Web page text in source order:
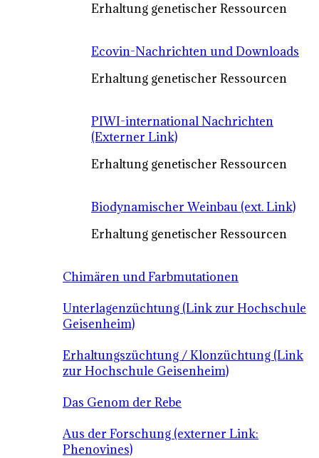
Erhaltung genetischer Ressourcen
Ecovin-Nachrichten und Downloads
Erhaltung genetischer Ressourcen
PIWI-international Nachrichten
(Externer Link)
Erhaltung genetischer Ressourcen
Biodynamischer Weinbau (ext. Link)
Erhaltung genetischer Ressourcen
Chimären und Farbmutationen
Unterlagenzüchtung (Link zur Hochschule
Geisenheim)
Erhaltungszüchtung / Klonzüchtung (Link
zur Hochschule Geisenheim)
Das Genom der Rebe
Aus der Forschung (externer Link:
Phenovines)